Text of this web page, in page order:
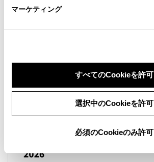
マーケティング
すべてのCookieを許可
選択中のCookieを許可
必須のCookieのみ許可
営業日カレンダー